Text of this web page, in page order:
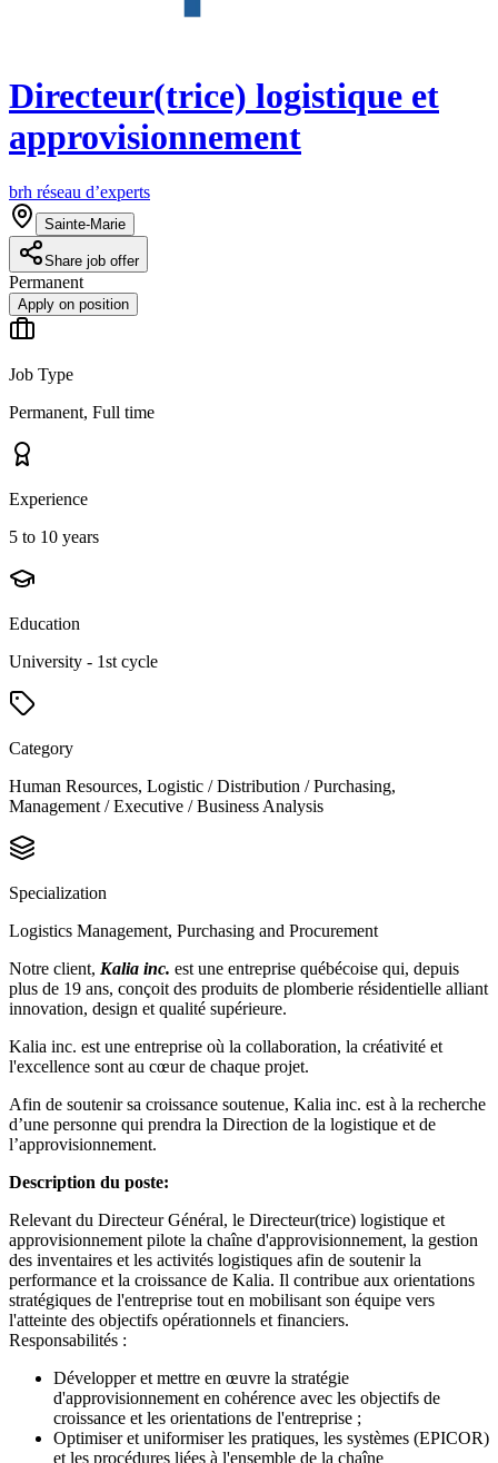
Directeur(trice) logistique et
approvisionnement
brh réseau d’experts
Sainte-Marie
Share job offer
Permanent
Apply on position
Job Type
Permanent, Full time
Experience
5 to 10 years
Education
University - 1st cycle
Category
Human Resources, Logistic / Distribution / Purchasing,
Management / Executive / Business Analysis
Specialization
Logistics Management, Purchasing and Procurement
Notre client, Kalia inc. est une entreprise québécoise qui, depuis
plus de 19 ans, conçoit des produits de plomberie résidentielle alliant
innovation, design et qualité supérieure.
Kalia inc. est une entreprise où la collaboration, la créativité et
l'excellence sont au cœur de chaque projet.
Afin de soutenir sa croissance soutenue, Kalia inc. est à la recherche
d’une personne qui prendra la Direction de la logistique et de
l’approvisionnement.
Description du poste:
Relevant du Directeur Général, le Directeur(trice) logistique et
approvisionnement pilote la chaîne d'approvisionnement, la gestion
des inventaires et les activités logistiques afin de soutenir la
performance et la croissance de Kalia. Il contribue aux orientations
stratégiques de l'entreprise tout en mobilisant son équipe vers
l'atteinte des objectifs opérationnels et financiers.
Responsabilités :
Développer et mettre en œuvre la stratégie
d'approvisionnement en cohérence avec les objectifs de
croissance et les orientations de l'entreprise ;
Optimiser et uniformiser les pratiques, les systèmes (EPICOR)
et les procédures liées à l'ensemble de la chaîne